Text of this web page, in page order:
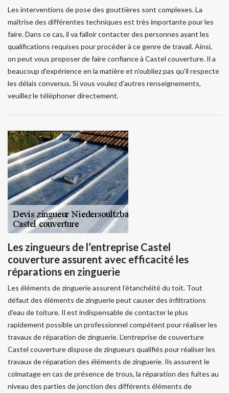
Les interventions de pose des gouttières sont complexes. La
maîtrise des différentes techniques est très importante pour les
faire. Dans ce cas, il va falloir contacter des personnes ayant les
qualifications requises pour procéder à ce genre de travail. Ainsi,
on peut vous proposer de faire confiance à Castel couverture. Il a
beaucoup d'expérience en la matière et n'oubliez pas qu'il respecte
les délais convenus. Si vous voulez d'autres renseignements,
veuillez le téléphoner directement.
Les zingueurs de l’entreprise Castel
couverture assurent avec efficacité les
réparations en zinguerie
Les éléments de zinguerie assurent l’étanchéité du toit. Tout
défaut des éléments de zinguerie peut causer des infiltrations
d’eau de toiture. Il est indispensable de contacter le plus
rapidement possible un professionnel compétent pour réaliser les
travaux de réparation de zinguerie. L’entreprise de couverture
Castel couverture dispose de zingueurs qualifiés pour réaliser les
travaux de réparation des éléments de zinguerie. Ils assurent le
colmatage en cas de présence de trous, la réparation des fuites au
niveau des parties de jonction des différents éléments de